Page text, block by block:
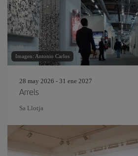
Imagen: Antonio Carlos
28 may 2026 - 31 ene 2027
Arrels
Sa Llotja